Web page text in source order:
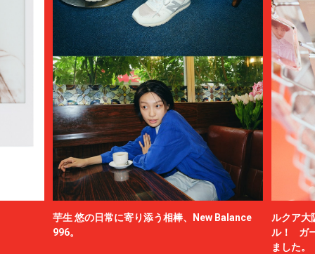
芋生 悠の日常に寄り添う相棒、New Balance
996。
ルクア大
ル！ ガ
ました。